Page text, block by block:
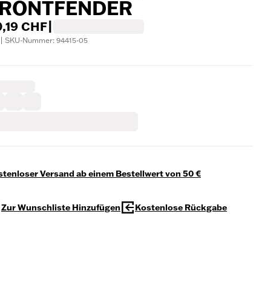
CHF
SKU-Nummer: 94415-05
Versand ab einem Bestellwert von 50 €
Zur Wunschliste Hinzufügen Kostenlose Rückgabe